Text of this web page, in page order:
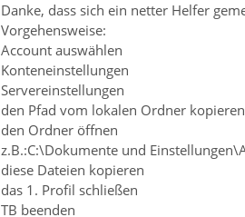
Danke, dass sich ein netter Helfer
Vorgehensweise:
Account auswählen
Konteneinstellungen
Servereinstellungen
den Pfad vom lokalen Ordner kopieren
den Ordner öffnen
z.B.:C:\Dokumente und
diese Dateien kopieren
das 1. Profil schließen
TB beenden